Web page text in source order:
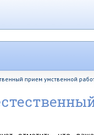
прием умственной